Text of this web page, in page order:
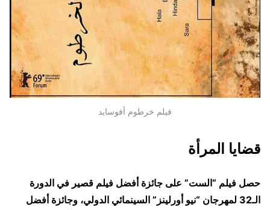
فيلم خرطوم أفوسايد
قضايا المرأة
حصل فيلم “الست” على جائزة أفضل فيلم قصير في الدورة
الـ32 لمهرجان “نيو أورلينز” السينمائي الدولي، وجائزة أفضل